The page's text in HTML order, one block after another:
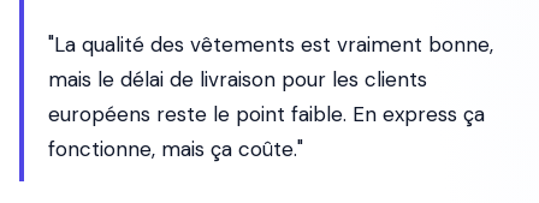
"La qualité des vêtements est vraiment bonne,
mais le délai de livraison pour les clients
européens reste le point faible. En express ça
fonctionne, mais ça coûte."